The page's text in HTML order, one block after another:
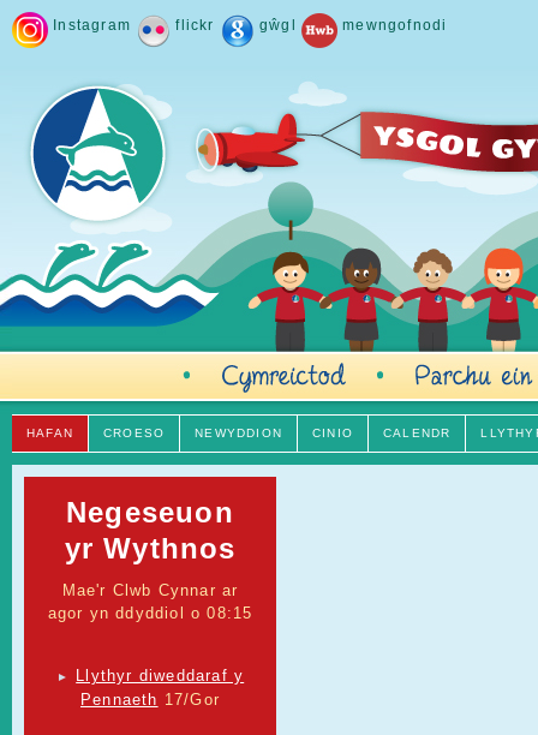
Instagram flickr gŵgl mewngofnodi
HAFAN CROESO NEWYDDION CINIO CALENDR
Negeseuon
yr Wythnos
Mae'r Clwb Cynnar ar
agor yn ddyddiol o 08:15
►
Llythyr diweddaraf y
Pennaeth 17/Gor